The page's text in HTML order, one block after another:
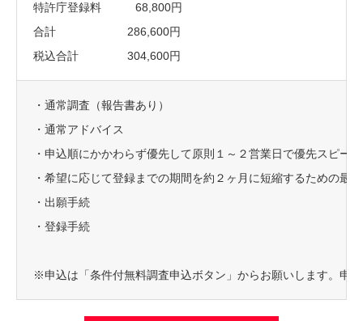
特許庁登録料 68,800円
合計 286,600円
税込合計 304,600円
・通常調査（報告書あり）
・通常アドバイス
・申込順にかかわらず優先して原則１～２営業日で優先スピー
・希望に応じて登録までの期間を約２ヶ月に短縮するための最
・出願手続
・登録手続
※申込は「条件付無料調査申込ボタン」からお願いします。申